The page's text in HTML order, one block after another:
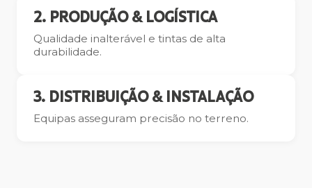
2. PRODUÇÃO & LOGÍSTICA
Qualidade inalterável e tintas de alta
durabilidade.
3. DISTRIBUIÇÃO & INSTALAÇÃO
Equipas asseguram precisão no terreno.